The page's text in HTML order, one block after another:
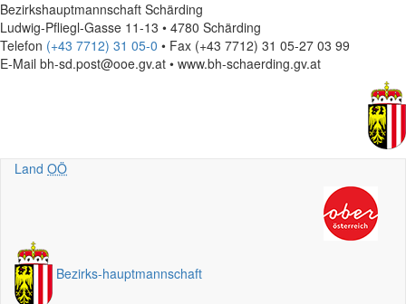
Bezirkshauptmannschaft Schärding
Ludwig-Pfliegl-Gasse 11-13 • 4780 Schärding
Telefon (+43 7712) 31 05-0 • Fax (+43 7712) 31 05-27 03 99
E-Mail bh-sd.post@ooe.gv.at • www.bh-schaerding.gv.at
Land OÖ
Bezirks-hauptmannschaft